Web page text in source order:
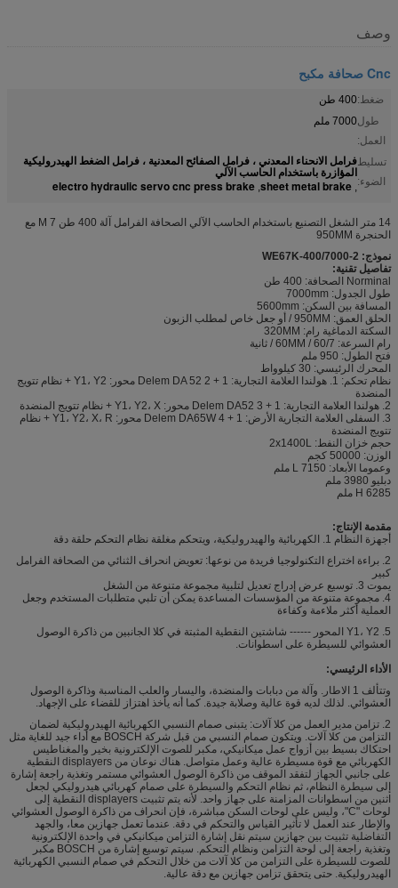
وصف
Cnc صحافة مكبح
ضغط:400 طن
طول
العمل:
7000 ملم
تسليط
الضوء:
فرامل الانحناء المعدني ، فرامل الصفائح المعدنية ، فرامل الضغط الهيدروليكية
المؤازرة باستخدام الحاسب الآلي
,
sheet metal brake
,
electro hydraulic servo cnc press brake
14 متر الشغل التصنيع باستخدام الحاسب الآلي الصحافة الفرامل آلة 400 طن 7 M مع
الحنجرة 950MM
نموذج: 2-WE67K-400/7000
تفاصيل تقنية:
Norminal الصحافة: 400 طن
طول الجدول: 7000mm
المسافة بين السكن: 5600mm
الحلق العمق: 950MM / أو جعل خاص لمطلب الزبون
السكتة الدماغية رام: 320MM
رام السرعة: 60/7 / 60MM / ثانية
فتح الطول: 950 ملم
المحرك الرئيسي: 30 كيلوواط
نظام تحكم: 1. هولندا العلامة التجارية: Delem DA 52 2 + 1 محور: Y1، Y2 + نظام تتويج
المنضدة
2. هولندا العلامة التجارية: Delem DA52 3 + 1 محور: Y1، Y2، X + نظام تتويج المنضدة
3. السفلى العلامة التجارية الأرض: Delem DA65W 4 + 1 محور: Y1، Y2، X، R + نظام
تتويج المنضدة
حجم خزان النفط: 2x1400L
الوزن: 50000 كجم
وعموما الأبعاد: L 7150 ملم
دبليو 3980 ملم
H 6285 ملم
مقدمة الإنتاج:
أجهزة النظام 1. الكهربائية والهيدروليكية، ويتحكم مغلقة نظام التحكم حلقة دقة
2. براءة اختراع التكنولوجيا فريدة من نوعها: تعويض انحراف الثنائي من الصحافة الفرامل
كبير
يموت 3. توسيع عرض إدراج تعديل لتلبية مجموعة متنوعة من الشغل
4. مجموعة متنوعة من المؤسسات المساعدة يمكن أن تلبي متطلبات المستخدم وجعل
العملية أكثر ملاءمة وكفاءة
5. Y1، Y2 المحور ------ شاشتين النقطية المثبتة في كلا الجانبين من ذاكرة الوصول
العشوائي للسيطرة على اسطوانات.
الأداء الرئيسي:
وتتألف 1 الاطار. وآلة من دبابات والمنضدة، واليسار والعلب المناسبة وذاكرة الوصول
العشوائي. لذلك لديه قوة عالية وصلابة جيدة. كما أنه يأخذ اهتزاز للقضاء على الإجهاد.
2. تزامن مدير العمل من كلا آلات: يتبنى صمام النسبي الكهربائية الهيدروليكية لضمان
التزامن من كلا آلات. ويتكون صمام النسبي من قبل شركة BOSCH مع أداء جيد للغاية مثل
احتكاك بسيط بين أزواج عمل ميكانيكي، مكبر للصوت الإلكترونية بخير والمغناطيس
الكهربائي مع قوة مسيطرة عالية وعمل متواصل. هناك نوعان من displayers النقطية
على جانبي الجهاز لتفقد الموقف من ذاكرة الوصول العشوائي مستمر وتغذية راجعة إشارة
إلى سيطرة النظام، ثم نظام التحكم والسيطرة على صمام كهربائي هيدروليكي لجعل
اثنين من اسطوانات المزامنة على جهاز واحد. لأنه يتم تثبيت displayers النقطية إلى
لوحات "C"، وليس على لوحات السكن مباشرة، فإن انحراف من ذاكرة الوصول العشوائي
والإطار عند العمل لا تأثير القياس والتحكم في دقة. عندما تعمل جهازين معا، والجهد
التفاضلية تثبيت بين جهازين سيتم نقل إشارة التزامن ميكانيكي في واحدة الإلكترونية
وتغذية راجعة إلى لوحة التزامن ونظام التحكم. سيتم توسيع إشارة من BOSCH مكبر
للصوت للسيطرة على التزامن من كلا آلات من خلال التحكم في صمام النسبي الكهربائية
الهيدروليكية. حتى يتحقق تزامن جهازين مع دقة عالية.